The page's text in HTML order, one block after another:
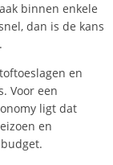
binnen enkele
dan is de kans
en
Voor een
ligt dat
en